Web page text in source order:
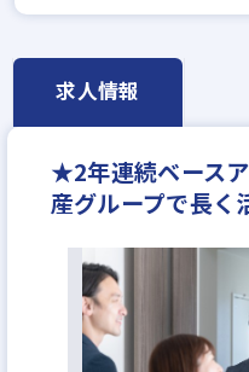
年間休日120日以上
求人情報
★2年連続ベース
産グループで長く